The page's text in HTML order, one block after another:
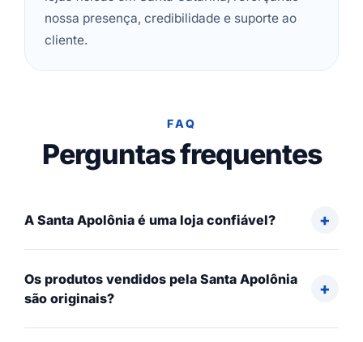
nossa presença, credibilidade e suporte ao
cliente.
FAQ
Perguntas frequentes
A Santa Apolônia é uma loja confiável?
Os produtos vendidos pela Santa Apolônia
são originais?